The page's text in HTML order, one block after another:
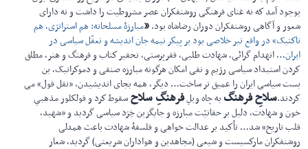
بوجود آمد كه نه غنای فرهنگی روشنفكران عصر مشروطیت را داشت و نه دارای
شعور و آگاهی روشنفکران دوران رضاشاه بود.«مبارزۀ مسلحانه: هم استراتژی، هم
تاكتیک» در واقع تیر خلاصی بود بر پیكر نیمه جان اندیشه و تعقّل سیاسی در
ایران… انهدام گرائی، شهادت طلبی، فقرپرستی، تحقیر كتاب و فرهنگ و هنر، مطلق
كردن استبداد سیاسی رژیم و نفی امكان هرگونه مبارزه صنفی و دموكراتیک، بن
بست سیاسی ایران را عمیق تر ساخت… دیگر، همه بجای اندیشیدن، «نقل قول» می
كردند.سلاحِ فرهنگ به چاه ویلِفرهنگِ سلاحسقوط كرد و فولكلور مذهبیِ
خون و شهادت، دلیل بر حقانیّت مبارزه و جایگزین خِرَد سیاسی گردید و «شهید،
قلب تاریخ» شد… تأكید بر عدالت خواهی و فلسفۀ شهادت باعث همدلی
روشنفكران ماركسیست و شیعی (مجاهدین و هواداران شریعتی) گردید، شعار